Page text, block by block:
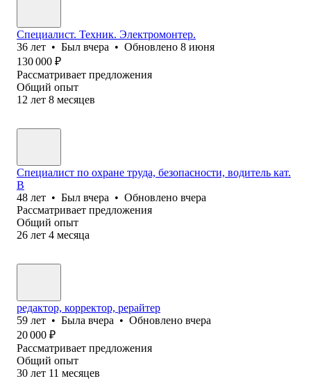
Специалист. Техник. Электромонтер.
36 лет • Был вчера • Обновлено 8 июня
130 000 ₽
Рассматривает предложения
Общий опыт
12 лет 8 месяцев
Специалист по охране труда, безопасности, водитель кат.
В
48 лет • Был вчера • Обновлено вчера
Рассматривает предложения
Общий опыт
26 лет 4 месяца
редактор, корректор, рерайтер
59 лет • Была вчера • Обновлено вчера
20 000 ₽
Рассматривает предложения
Общий опыт
30 лет 11 месяцев